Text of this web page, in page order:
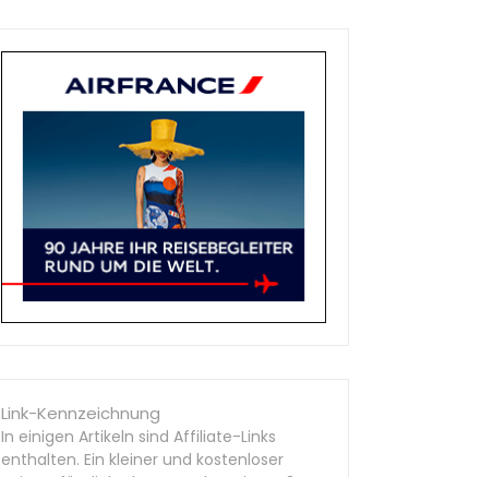
Link-Kennzeichnung
In einigen Artikeln sind Affiliate-Links
enthalten. Ein kleiner und kostenloser